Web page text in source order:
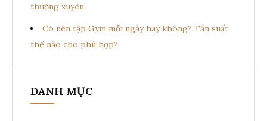
thường xuyên
Có nên tập Gym mỗi ngày hay không? Tần suất
thế nào cho phù hợp?
DANH MỤC